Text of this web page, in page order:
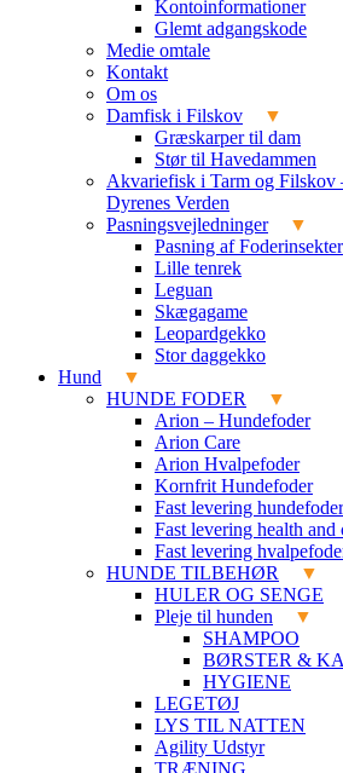
Kontoinformationer
Glemt adgangskode
Medie omtale
Kontakt
Om os
Damfisk i Filskov
Græskarper til dam
Stør til Havedammen
Akvariefisk i Tarm og Filskov
Dyrenes Verden
Pasningsvejledninger
Pasning af Foderinsekter
Lille tenrek
Leguan
Skægagame
Leopardgekko
Stor daggekko
Hund
HUNDE FODER
Arion – Hundefoder
Arion Care
Arion Hvalpefoder
Kornfrit Hundefoder
Fast levering hundefoder
Fast levering health and
Fast levering
HUNDE TILBEHØR
HULER OG SENGE
Pleje til hunden
SHAMPOO
BØRSTER &
HYGIENE
LEGETØJ
LYS TIL NATTEN
Agility Udstyr
TRÆNING